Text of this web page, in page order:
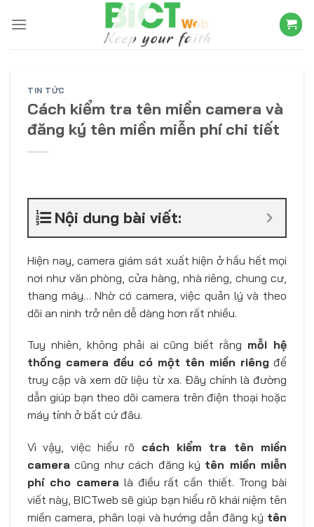
TIN TỨC
Cách kiểm tra tên miền camera và
đăng ký tên miền miễn phí chi tiết
Nội dung bài viết:
Hiện nay, camera giám sát xuất hiện ở hầu hết mọi
nơi như văn phòng, cửa hàng, nhà riêng, chung cư,
thang máy… Nhờ có camera, việc quản lý và theo
dõi an ninh trở nên dễ dàng hơn rất nhiều.
Tuy nhiên, không phải ai cũng biết rằng mỗi hệ
thống camera đều có một tên miền riêng để
truy cập và xem dữ liệu từ xa. Đây chính là đường
dẫn giúp bạn theo dõi camera trên điện thoại hoặc
máy tính ở bất cứ đâu.
Vì vậy, việc hiểu rõ cách kiểm tra tên miền
camera cũng như cách đăng ký tên miền miễn
phí cho camera là điều rất cần thiết. Trong bài
viết này, BICTweb sẽ giúp bạn hiểu rõ khái niệm tên
miền camera, phân loại và hướng dẫn đăng ký tên